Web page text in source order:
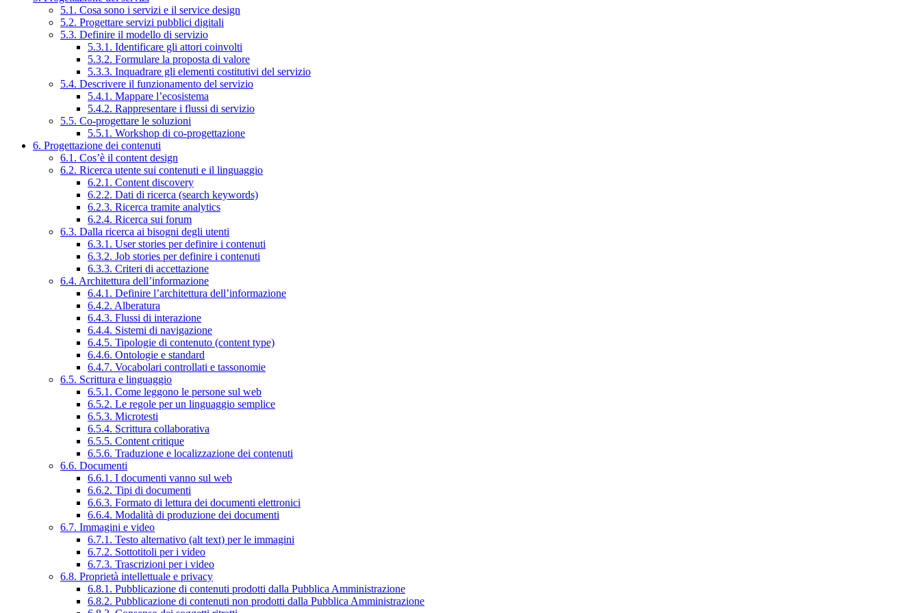
5.1. Cosa sono i servizi e il service design
5.2. Progettare servizi pubblici digitali
5.3. Definire il modello di servizio
5.3.1. Identificare gli attori coinvolti
5.3.2. Formulare la proposta di valore
5.3.3. Inquadrare gli elementi costitutivi del servizio
5.4. Descrivere il funzionamento del servizio
5.4.1. Mappare l’ecosistema
5.4.2. Rappresentare i flussi di servizio
5.5. Co-progettare le soluzioni
5.5.1. Workshop di co-progettazione
6. Progettazione dei contenuti
6.1. Cos’è il content design
6.2. Ricerca utente sui contenuti e il linguaggio
6.2.1. Content discovery
6.2.2. Dati di ricerca (search keywords)
6.2.3. Ricerca tramite analytics
6.2.4. Ricerca sui forum
6.3. Dalla ricerca ai bisogni degli utenti
6.3.1. User stories per definire i contenuti
6.3.2. Job stories per definire i contenuti
6.3.3. Criteri di accettazione
6.4. Architettura dell’informazione
6.4.1. Definire l’architettura dell’informazione
6.4.2. Alberatura
6.4.3. Flussi di interazione
6.4.4. Sistemi di navigazione
6.4.5. Tipologie di contenuto (content type)
6.4.6. Ontologie e standard
6.4.7. Vocabolari controllati e tassonomie
6.5. Scrittura e linguaggio
6.5.1. Come leggono le persone sul web
6.5.2. Le regole per un linguaggio semplice
6.5.3. Microtesti
6.5.4. Scrittura collaborativa
6.5.5. Content critique
6.5.6. Traduzione e localizzazione dei contenuti
6.6. Documenti
6.6.1. I documenti vanno sul web
6.6.2. Tipi di documenti
6.6.3. Formato di lettura dei documenti elettronici
6.6.4. Modalità di produzione dei documenti
6.7. Immagini e video
6.7.1. Testo alternativo (alt text) per le immagini
6.7.2. Sottotitoli per i video
6.7.3. Trascrizioni per i video
6.8. Proprietà intellettuale e privacy
6.8.1. Pubblicazione di contenuti prodotti dalla Pubblica Amministrazione
6.8.2. Pubblicazione di contenuti non prodotti dalla Pubblica Amministrazione